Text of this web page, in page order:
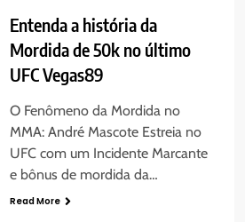
Entenda a história da
Mordida de 50k no último
UFC Vegas89
O Fenômeno da Mordida no
MMA: André Mascote Estreia no
UFC com um Incidente Marcante
e bônus de mordida da…
Read More